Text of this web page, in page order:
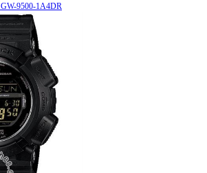
ساعة معصم کاسیو الطراز GW-9500-1A4DR